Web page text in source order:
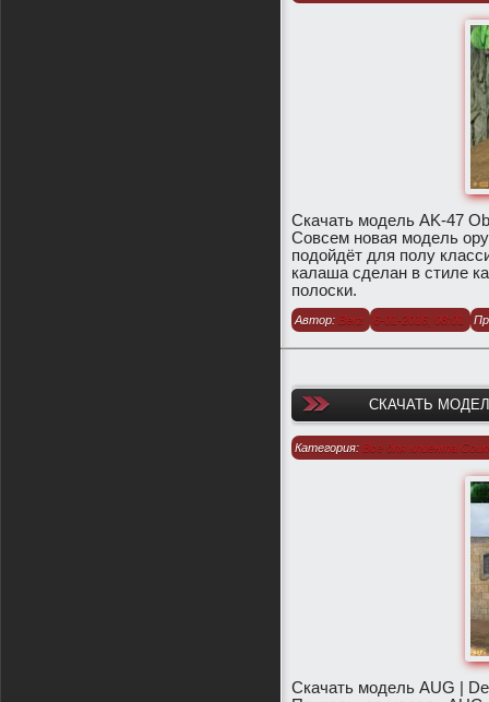
Модели оружия для CS 1.6
Скачать модель AK-47
Совсем новая модель
подойдёт для полу
калаша сделан в стиле
полоски.
Автор: Berz 6-01-2016, 08:01
СКАЧАТЬ
Категория: Все для клиента
Модели оружия для CS 1.6
Скачать модель AUG |